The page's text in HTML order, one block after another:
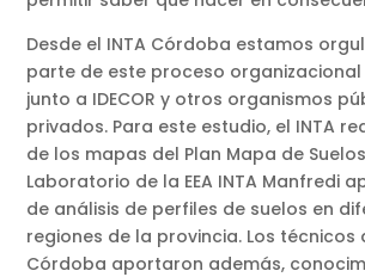
Desde el INTA Córdoba estamos
parte de este proceso
junto a IDECOR y otros organismos
privados. Para este estudio, el INTA
de los mapas del Plan Mapa de
Laboratorio de la EEA INTA Manfredi
de análisis de perfiles de suelos en
regiones de la provincia. Los técnicos
Córdoba aportaron además,